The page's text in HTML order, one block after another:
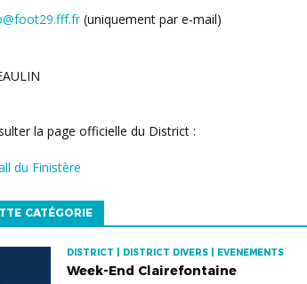
(uniquement par e-mail)
la page officielle du District :
du Finistère
CATÉGORIE
DISTRICT | DISTRICT DIVERS | EVENEMENTS
Week-End Clairefontaine